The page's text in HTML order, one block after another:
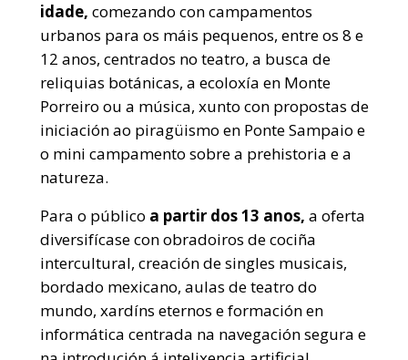
idade, comezando con campamentos
urbanos para os máis pequenos, entre os 8 e
12 anos, centrados no teatro, a busca de
reliquias botánicas, a ecoloxía en Monte
Porreiro ou a música, xunto con propostas de
iniciación ao piragüismo en Ponte Sampaio e
o mini campamento sobre a prehistoria e a
natureza.
Para o público a partir dos 13 anos, a oferta
diversifícase con obradoiros de cociña
intercultural, creación de singles musicais,
bordado mexicano, aulas de teatro do
mundo, xardíns eternos e formación en
informática centrada na navegación segura e